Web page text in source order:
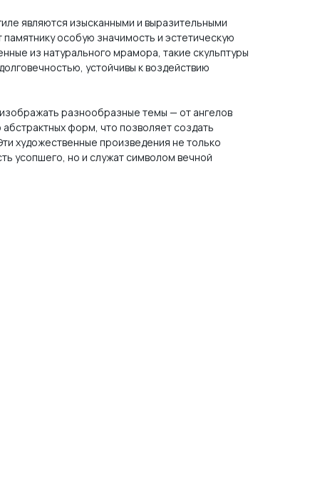
являются изысканными и выразительными
особую значимость и эстетическую
из натурального мрамора, такие скульптуры
устойчивы к воздействию
разнообразные темы — от ангелов
форм, что позволяет создать
художественные произведения не только
усопшего, но и служат символом вечной